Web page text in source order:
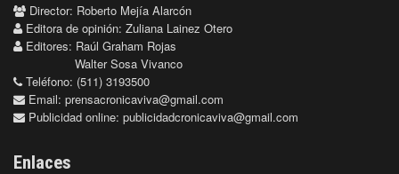
Director: Roberto Mejía Alarcón
Editora de opinión: Zuliana Lainez Otero
Editores: Raúl Graham Rojas
Walter Sosa Vivanco
Teléfono: (511) 3193500
Email: prensacronicaviva@gmail.com
Publicidad online: publicidadcronicaviva@gmail.com
Enlaces